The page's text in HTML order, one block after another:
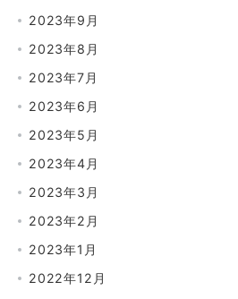
2023年9月
2023年8月
2023年7月
2023年6月
2023年5月
2023年4月
2023年3月
2023年2月
2023年1月
2022年12月